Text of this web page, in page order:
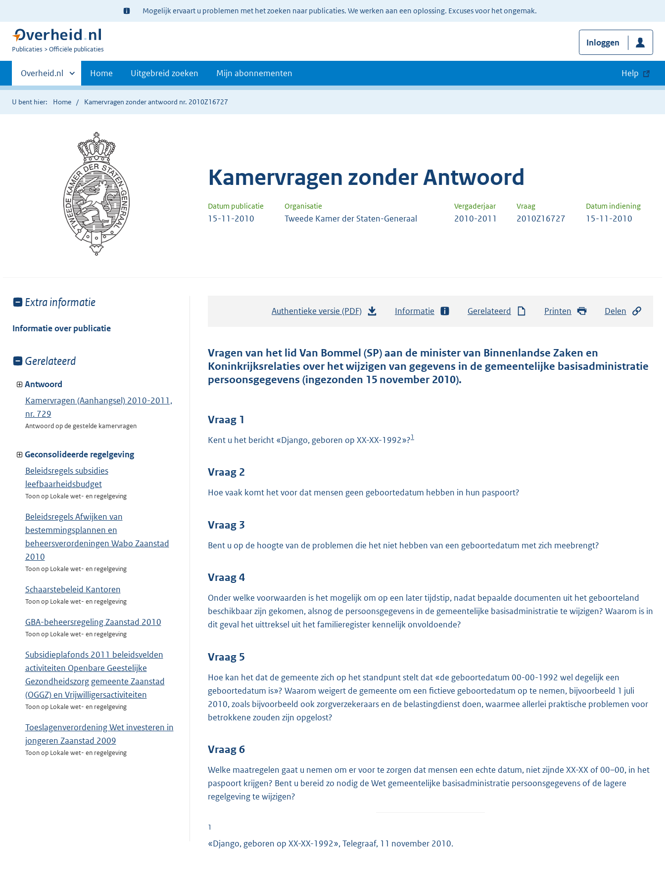
Ter
informatie:
Mogelijk ervaart u problemen met het zoeken naar publicaties. We werken aan een oplossing. Excuses voor het ongemak.
U
Publicaties Officiële publicaties
Inloggen
Primaire
navigatie
Andere
sites
binnen
Overheid.nl Home Uitgebreid zoeken Mijn abonnementen Help
U bent hier: Home Kamervragen zonder antwoord nr. 2010Z16727
Kamervragen zonder Antwoord
Datum publicatie Organisatie Vergaderjaar Vraag Datum indiening
15-11-2010 Tweede Kamer der Staten-Generaal 2010-2011 2010Z16727 15-11-2010
Toon
van:
Extra informatie
Informatie over publicatie
Toon
van:
Gerelateerd
Antwoord
Kamervragen (Aanhangsel) 2010-2011,
nr. 729
Antwoord op de gestelde kamervragen
Geconsolideerde regelgeving
Beleidsregels subsidies
leefbaarheidsbudget
Toon op Lokale wet- en regelgeving
Beleidsregels Afwijken van
bestemmingsplannen en
beheersverordeningen Wabo Zaanstad
2010
Toon op Lokale wet- en regelgeving
Schaarstebeleid Kantoren
Toon op Lokale wet- en regelgeving
GBA-beheersregeling Zaanstad 2010
Toon op Lokale wet- en regelgeving
Subsidieplafonds 2011 beleidsvelden
activiteiten Openbare Geestelijke
Gezondheidszorg gemeente Zaanstad
(OGGZ) en Vrijwilligersactiviteiten
Toon op Lokale wet- en regelgeving
Toeslagenverordening Wet investeren in
jongeren Zaanstad 2009
Toon op Lokale wet- en regelgeving
Authentieke versie (PDF)
t
a
n
o
e
K
Informatie Gerelateerd Printen Delen
Vragen van het lid Van Bommel (SP) aan de minister van Binnenlandse Zaken en
Koninkrijksrelaties over het wijzigen van gegevens in de gemeentelijke basisadministratie
persoonsgegevens (ingezonden 15 november 2010).
Vraag 1
Kent u het bericht «Django, geboren op XX-XX-1992»?1
Vraag 2
Hoe vaak komt het voor dat mensen geen geboortedatum hebben in hun paspoort?
Vraag 3
Bent u op de hoogte van de problemen die het niet hebben van een geboortedatum met zich meebrengt?
Vraag 4
Onder welke voorwaarden is het mogelijk om op een later tijdstip, nadat bepaalde documenten uit het geboorteland
beschikbaar zijn gekomen, alsnog de persoonsgegevens in de gemeentelijke basisadministratie te wijzigen? Waarom is in
dit geval het uittreksel uit het familieregister kennelijk onvoldoende?
Vraag 5
Hoe kan het dat de gemeente zich op het standpunt stelt dat «de geboortedatum 00-00-1992 wel degelijk een
geboortedatum is»? Waarom weigert de gemeente om een fictieve geboortedatum op te nemen, bijvoorbeeld 1 juli
2010, zoals bijvoorbeeld ook zorgverzekeraars en de belastingdienst doen, waarmee allerlei praktische problemen voor
betrokkene zouden zijn opgelost?
Vraag 6
Welke maatregelen gaat u nemen om er voor te zorgen dat mensen een echte datum, niet zijnde XX-XX of 00–00, in het
paspoort krijgen? Bent u bereid zo nodig de Wet gemeentelijke basisadministratie persoonsgegevens of de lagere
regelgeving te wijzigen?
1
«Django, geboren op XX-XX-1992», Telegraaf, 11 november 2010.